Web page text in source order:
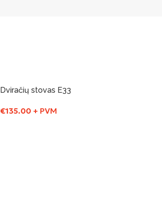
Dviračių stovas E33
€135.00+ PVM